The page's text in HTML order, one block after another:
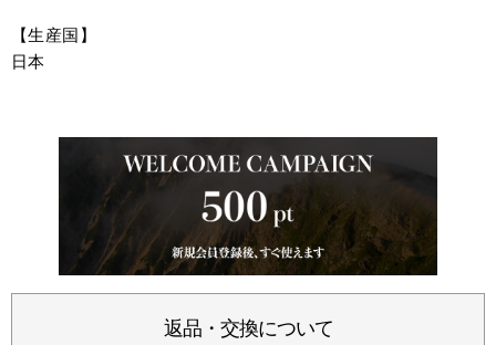
【生産国】
日本
返品・交換について